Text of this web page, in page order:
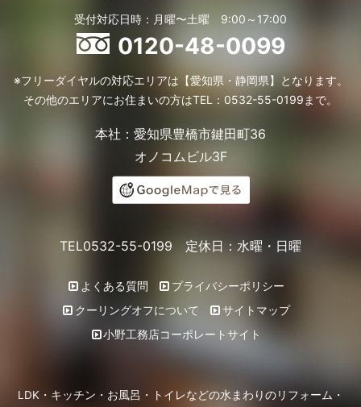
受付対応日時：月曜〜土曜 9:00～17:00
0120-48-0099
※フリーダイヤルの対応エリアは【愛知県・静岡県】となります。
その他のエリアにお住まいの方はTEL：0532-55-0199まで。
本社：愛知県豊橋市鍵田町36
オノコムビル3F
TEL0532-55-0199 定休日：水曜・日曜
よくある質問
プライバシーポリシー
クーリングオフについて
サイトマップ
小野工務店コーポレートサイト
LDK・キッチン・お風呂・トイレなどの水まわりのリフォーム・